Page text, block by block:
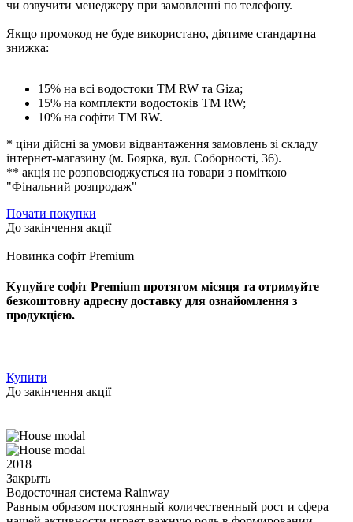
чи озвучити менеджеру при замовленні по телефону.
Якщо промокод не буде використано, діятиме стандартна
знижка:
15% на всі водостоки ТМ RW та Giza;
15% на комплекти водостоків ТМ RW;
10% на софіти ТМ RW.
* ціни дійсні за умови відвантаження замовлень зі складу
інтернет-магазину (м. Боярка, вул. Соборності, 36).
** акція не розповсюджується на товари з поміткою
"Фінальний розпродаж"
Почати покупки
До закінчення акції
Новинка софіт Premium
Купуйте софіт Premium протягом місяця та отримуйте
безкоштовну адресну доставку для ознайомлення з
продукцією.
Купити
До закінчення акції
2018
Закрыть
Водосточная система Rainway
Равным образом постоянный количественный рост и сфера